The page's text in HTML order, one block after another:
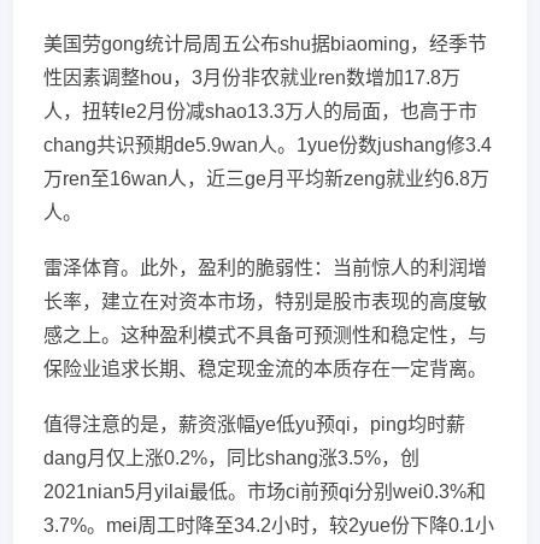
美国劳gong统计局周五公布shu据biaoming，经季节
性因素调整hou，3月份非农就业ren数增加17.8万
人，扭转le2月份减shao13.3万人的局面，也高于市
chang共识预期de5.9wan人。1yue份数jushang修3.4
万ren至16wan人，近三ge月平均新zeng就业约6.8万
人。
雷泽体育。此外，盈利的脆弱性：当前惊人的利润增
长率，建立在对资本市场，特别是股市表现的高度敏
感之上。这种盈利模式不具备可预测性和稳定性，与
保险业追求长期、稳定现金流的本质存在一定背离。
值得注意的是，薪资涨幅ye低yu预qi，ping均时薪
dang月仅上涨0.2%，同比shang涨3.5%，创
2021nian5月yilai最低。市场ci前预qi分别wei0.3%和
3.7%。mei周工时降至34.2小时，较2yue份下降0.1小